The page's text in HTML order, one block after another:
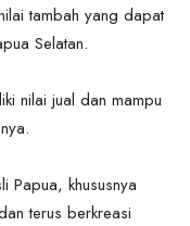
tambah yang dapat
Selatan.
nilai jual dan mampu
Papua, khususnya
terus berkreasi